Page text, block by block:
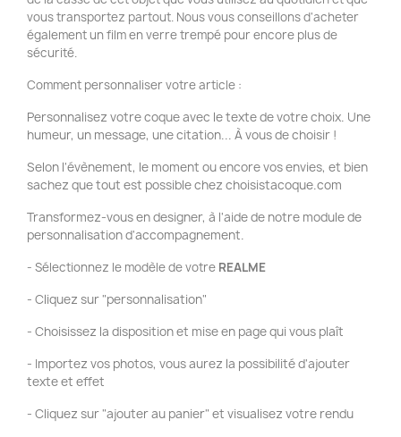
vous transportez partout. Nous vous conseillons d'acheter
également un film en verre trempé pour encore plus de
sécurité.
Comment personnaliser votre article :
Personnalisez votre coque avec le texte de votre choix. Une
humeur, un message, une citation... À vous de choisir !
Selon l'évènement, le moment ou encore vos envies, et bien
sachez que tout est possible chez choisistacoque.com
Transformez-vous en designer, à l'aide de notre module de
personnalisation d'accompagnement.
- Sélectionnez le modèle de votre REALME
- Cliquez sur "personnalisation"
- Choisissez la disposition et mise en page qui vous plaît
- Importez vos photos, vous aurez la possibilité d'ajouter
texte et effet
- Cliquez sur "ajouter au panier" et visualisez votre rendu